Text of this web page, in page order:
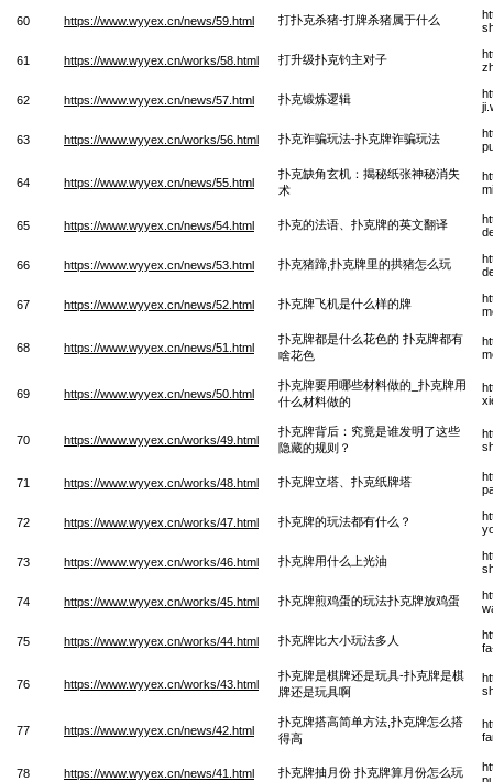
60 https://www.wyyex.cn/news/59.html 打扑克杀猪-打牌杀猪属于什么
61 https://www.wyyex.cn/works/58.html 打升级扑克钓主对子
62 https://www.wyyex.cn/news/57.html 扑克锻炼逻辑
63 https://www.wyyex.cn/works/56.html 扑克诈骗玩法-扑克牌诈骗玩法
64 https://www.wyyex.cn/news/55.html
扑克缺角玄机：揭秘纸张神秘消失
术
65 https://www.wyyex.cn/news/54.html 扑克的法语、扑克牌的英文翻译
66 https://www.wyyex.cn/news/53.html 扑克猪蹄,扑克牌里的拱猪怎么玩
67 https://www.wyyex.cn/news/52.html 扑克牌飞机是什么样的牌
68 https://www.wyyex.cn/news/51.html
扑克牌都是什么花色的 扑克牌都有
啥花色
69 https://www.wyyex.cn/news/50.html
扑克牌要用哪些材料做的_扑克牌用
什么材料做的
70 https://www.wyyex.cn/works/49.html
扑克牌背后：究竟是谁发明了这些
隐藏的规则？
71 https://www.wyyex.cn/works/48.html 扑克牌立塔、扑克纸牌塔
72 https://www.wyyex.cn/works/47.html 扑克牌的玩法都有什么？
73 https://www.wyyex.cn/works/46.html 扑克牌用什么上光油
74 https://www.wyyex.cn/works/45.html 扑克牌煎鸡蛋的玩法扑克牌放鸡蛋
75 https://www.wyyex.cn/works/44.html 扑克牌比大小玩法多人
76 https://www.wyyex.cn/works/43.html
扑克牌是棋牌还是玩具-扑克牌是棋
牌还是玩具啊
77 https://www.wyyex.cn/news/42.html
扑克牌搭高简单方法,扑克牌怎么搭
得高
78 https://www.wyyex.cn/news/41.html 扑克牌抽月份 扑克牌算月份怎么玩